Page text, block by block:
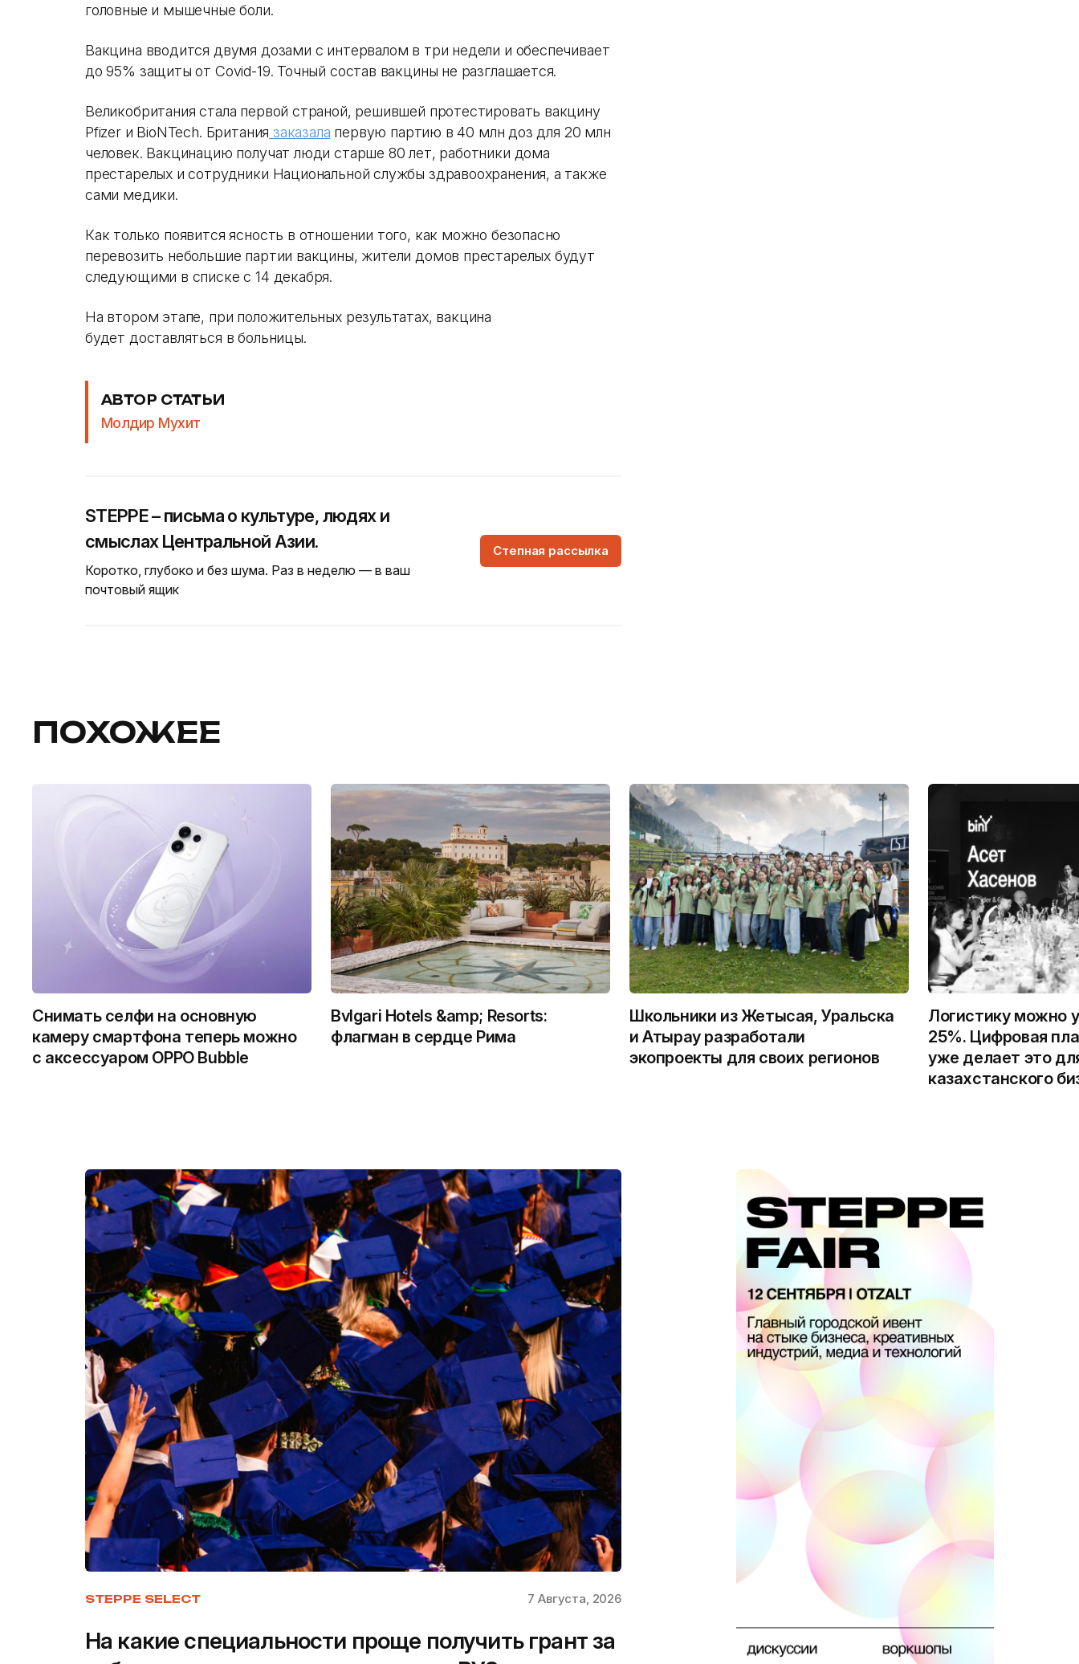
головные и мышечные боли.
Вакцина вводится двумя дозами с интервалом в три недели и обеспечивает
до 95% защиты от Covid-19. Точный состав вакцины не разглашается.
Великобритания стала первой страной, решившей протестировать вакцину
Pfizer и BioNTech. Британия заказала первую партию в 40 млн доз для 20 млн
человек. Вакцинацию получат люди старше 80 лет, работники дома
престарелых и сотрудники Национальной службы здравоохранения, а также
сами медики.
Как только появится ясность в отношении того, как можно безопасно
перевозить небольшие партии вакцины, жители домов престарелых будут
следующими в списке с 14 декабря.
На втором этапе, при положительных результатах, вакцина
будет доставляться ​​в больницы.
АВТОР СТАТЬИ
Молдир Мухит
STEPPE – письма о культуре, людях и
смыслах Центральной Азии.
Коротко, глубоко и без шума. Раз в неделю — в ваш
почтовый ящик
Степная рассылка
ПОХОЖЕЕ
Снимать селфи на основную
камеру смартфона теперь можно
с аксессуаром OPPO Bubble
Bvlgari Hotels &amp; Resorts:
флагман в сердце Рима
Школьники из Жетысая, Уральска
и Атырау разработали
экопроекты для своих регионов
Логистику можно
25%. Цифровая
уже делает это
казахстанского
STEPPE SELECT 7 Августа, 2026
На какие специальности проще получить грант за